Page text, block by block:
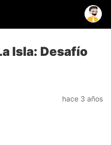
Isla: Desafío
hace 3 años